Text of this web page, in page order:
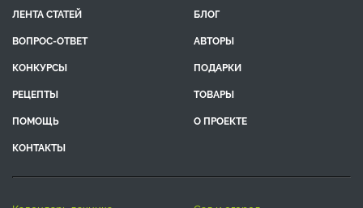
ЛЕНТА СТАТЕЙ
БЛОГ
ВОПРОС-ОТВЕТ
АВТОРЫ
КОНКУРСЫ
ПОДАРКИ
РЕЦЕПТЫ
ТОВАРЫ
ПОМОЩЬ
О ПРОЕКТЕ
КОНТАКТЫ